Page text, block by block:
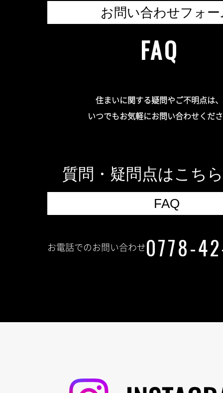
お問い合わせフォー
FAQ
住まいに関する疑問やご不明点は、
いつでもお気軽にお問い合わせくだ
質問・疑問点はこち
FAQ
お電話でのお問い合わせ0778-